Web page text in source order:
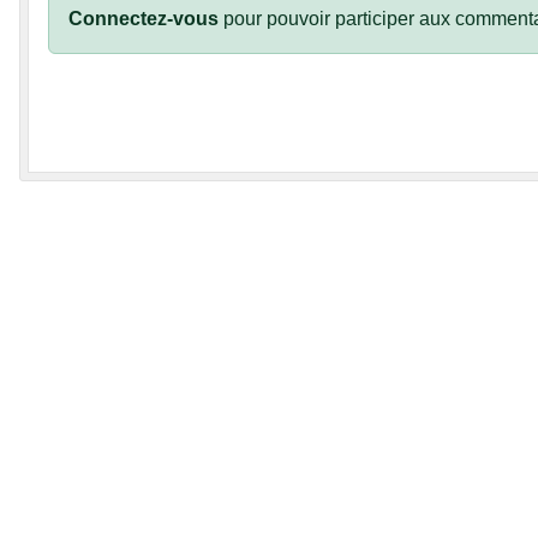
Connectez-vous pour pouvoir participer aux